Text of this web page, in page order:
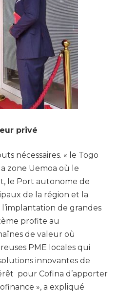
privé
nécessaires. « le Togo
zone Uemoa où le
le Port autonome de
de la région et la
de grandes
profite au
de valeur où
PME locales qui
innovantes de
pour Cofina d’apporter
», a expliqué